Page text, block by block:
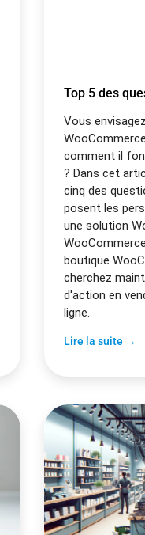
Top 5 des
Vous
comment il
? Dans cet
cinq des
posent les
une solution
boutique
cherchez
d'action en
ligne.
Lire la suite →